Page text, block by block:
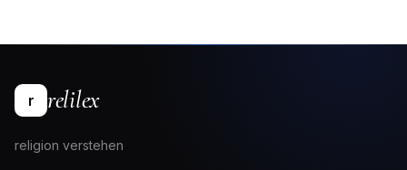
r relilex
religion verstehen